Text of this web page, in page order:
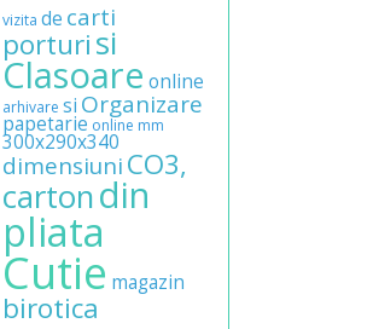
vizita de carti
porturisi
Clasoare online
arhivare si Organizare
papetarie online mm
300x290x340
dimensiuniCO3,
cartondin
pliata
Cutie magazin
birotica